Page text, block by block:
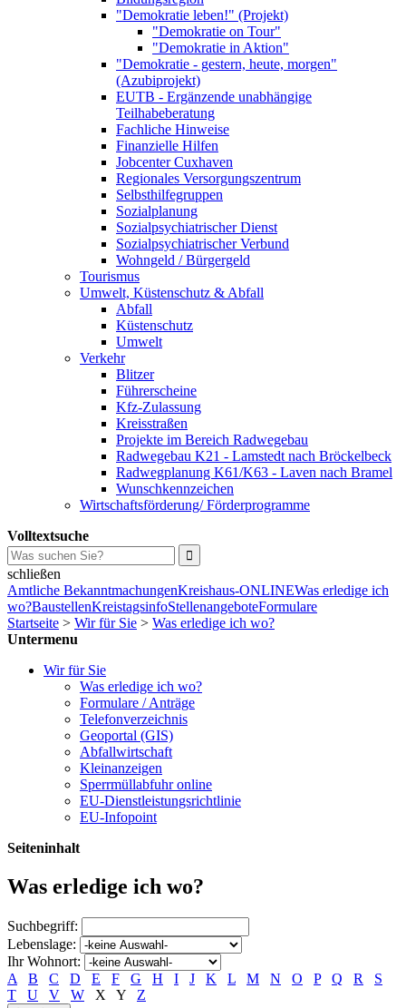
"Demokratie leben!" (Projekt)
"Demokratie on Tour"
"Demokratie in Aktion"
"Demokratie - gestern, heute, morgen"
(Azubiprojekt)
EUTB - Ergänzende unabhängige
Teilhabeberatung
Fachliche Hinweise
Finanzielle Hilfen
Jobcenter Cuxhaven
Regionales Versorgungszentrum
Selbsthilfegruppen
Sozialplanung
Sozialpsychiatrischer Dienst
Sozialpsychiatrischer Verbund
Wohngeld / Bürgergeld
Tourismus
Umwelt, Küstenschutz & Abfall
Abfall
Küstenschutz
Umwelt
Verkehr
Blitzer
Führerscheine
Kfz-Zulassung
Kreisstraßen
Projekte im Bereich Radwegebau
Radwegebau K21 - Lamstedt nach Bröckelbeck
Radwegplanung K61/K63 - Laven nach Bramel
Wunschkennzeichen
Wirtschaftsförderung/ Förderprogramme
Volltextsuche
schließen
Amtliche BekanntmachungenKreishaus-ONLINEWas erledige ich
wo?BaustellenKreistagsinfoStellenangeboteFormulare
Startseite > Wir für Sie > Was erledige ich wo?
Untermenu
Wir für Sie
Was erledige ich wo?
Formulare / Anträge
Telefonverzeichnis
Geoportal (GIS)
Abfallwirtschaft
Kleinanzeigen
Sperrmüllabfuhr online
EU-Dienstleistungsrichtlinie
EU-Infopoint
Seiteninhalt
Was erledige ich wo?
Suchbegriff:
Lebenslage:
Ihr Wohnort:
A
B C D E F G H I J K L M N O P Q R
S
T
U V W X Y Z